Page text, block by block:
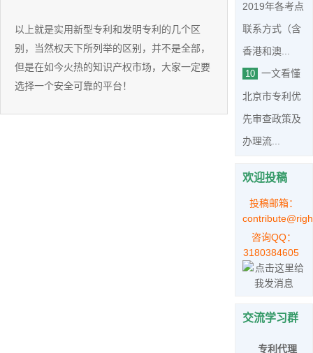
以上就是实用新型专利和发明专利的几个区
别，当然权天下所列举的区别，并不是全部，
但是在如今火热的知识产权市场，大家一定要
选择一个安全可靠的平台！
2019年各考点
联系方式（含
香港和澳...
10 一文看懂
北京市专利优
先审查政策及
办理流...
欢迎投稿
投稿邮箱：
咨询QQ：
3180384605
交流学习群
专利代理